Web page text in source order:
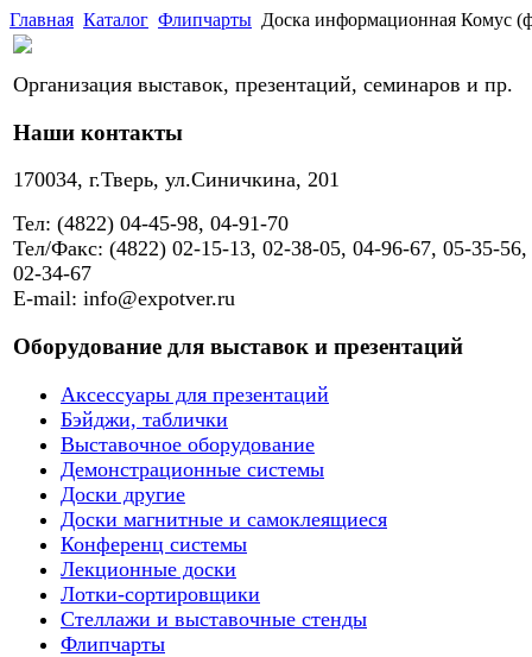
Главная Каталог Флипчарты Доска информационная Комус
Организация выставок, презентаций, семинаров и пр.
Наши контакты
170034, г.Тверь, ул.Синичкина, 201
Тел: (4822) 04-45-98, 04-91-70
Тел/Факс: (4822) 02-15-13, 02-38-05, 04-96-67, 05-35-56,
02-34-67
E-mail: info@expotver.ru
Оборудование для выставок и презентаций
Аксессуары для презентаций
Бэйджи, таблички
Выставочное оборудование
Демонстрационные системы
Доски другие
Доски магнитные и самоклеящиеся
Конференц системы
Лекционные доски
Лотки-сортировщики
Стеллажи и выставочные стенды
Флипчарты